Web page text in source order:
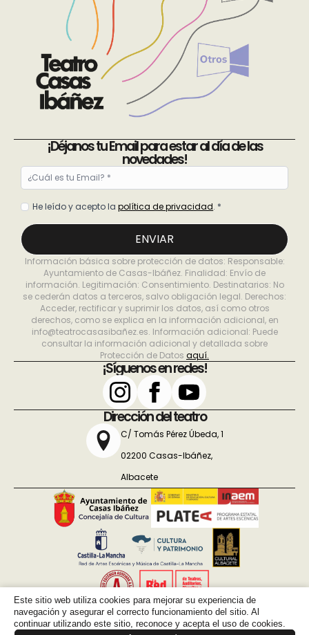
¡Déjanos tu Email para estar al día de las
novedades!
Email
Política
privacidad
He leído y acepto lapolítica de privacidad. *
ENVIAR
Información básica sobre protección de datos: Responsable:
Ayuntamiento de Casas-Ibáñez. Finalidad: Envío de
información. Legitimación: Consentimiento. Destinatarios: No
se cederán datos a terceros, salvo obligación legal. Derechos:
Acceder, rectificar y suprimir los datos, así como otros
derechos, como se explica en la información adicional, en
info@teatrocasasibañez.es. Información adicional: Puede
consultar la información adicional y detallada sobre
Protección de Datos aquí.
¡Síguenos en redes!
Dirección del teatro
C/ Tomás Pérez Úbeda, 1
02200 Casas-Ibáñez,
Albacete
El Teatro Casas Ibáñez es un espacio asociado a La Red de
Teatros y Auditorios, Circuitos y Festivales de Titularidad Pública.